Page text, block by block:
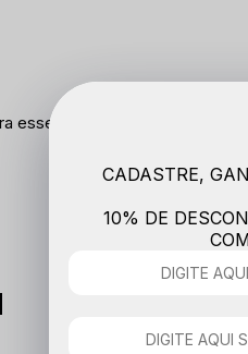
esse produto.
CADASTRE,
10% DE